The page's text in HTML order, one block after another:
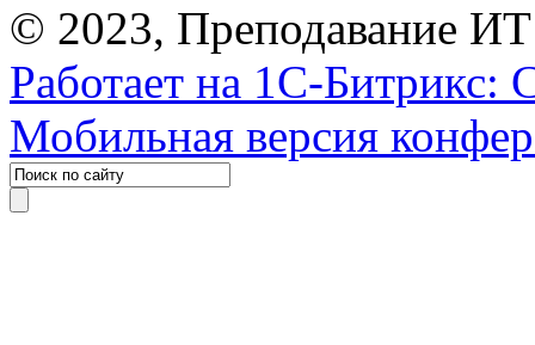
© 2023, Преподавание
Работает на 1С-Битрикс:
Мобильная версия